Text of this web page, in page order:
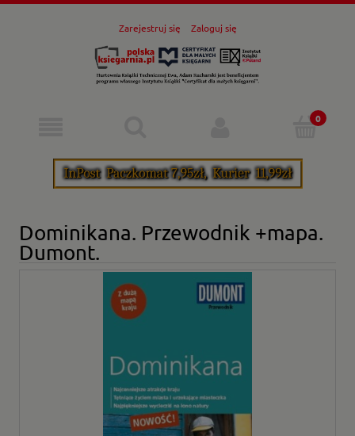
Zarejestruj się Zaloguj się
Dominikana. Przewodnik +mapa.
Dumont.